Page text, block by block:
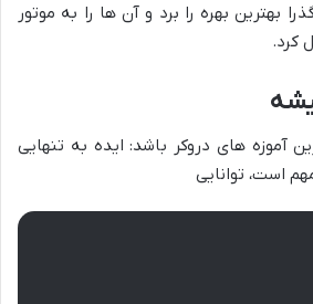
بهترین بهره را برد و آن ها را به موتور
کرد.
آموزه های دروکر باشد: ایده به تنهایی
است، توانایی